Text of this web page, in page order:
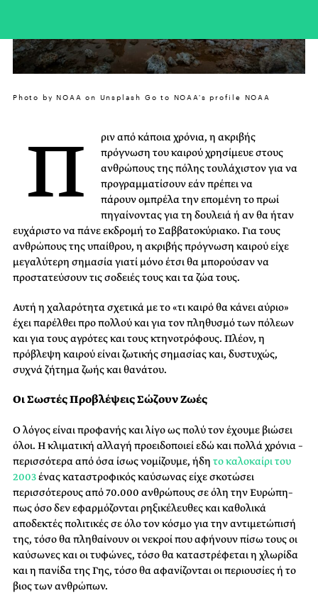
Photo by NOAA on Unsplash Go to NOAA's profile NOAA
Π
ριν από κάποια χρόνια, η ακριβής
πρόγνωση του καιρού χρησίμευε στους
ανθρώπους της πόλης τουλάχιστον για να
προγραμματίσουν εάν πρέπει να
πάρουν ομπρέλα την επομένη το πρωί
πηγαίνοντας για τη δουλειά ή αν θα ήταν
ευχάριστο να πάνε εκδρομή το Σαββατοκύριακο. Για τους
ανθρώπους της υπαίθρου, η ακριβής πρόγνωση καιρού είχε
μεγαλύτερη σημασία γιατί μόνο έτσι θα μπορούσαν να
προστατεύσουν τις σοδειές τους και τα ζώα τους.
Αυτή η χαλαρότητα σχετικά με το «τι καιρό θα κάνει αύριο»
έχει παρέλθει προ πολλού και για τον πληθυσμό των πόλεων
και για τους αγρότες και τους κτηνοτρόφους. Πλέον, η
πρόβλεψη καιρού είναι ζωτικής σημασίας και, δυστυχώς,
συχνά ζήτημα ζωής και θανάτου.
Οι Σωστές Προβλέψεις Σώζουν Ζωές
Ο λόγος είναι προφανής και λίγο ως πολύ τον έχουμε βιώσει
όλοι. Η κλιματική αλλαγή προειδοποιεί εδώ και πολλά χρόνια –
περισσότερα από όσα ίσως νομίζουμε, ήδη το καλοκαίρι του
2003ένας καταστροφικός καύσωνας είχε σκοτώσει
περισσότερους από 70.000 ανθρώπους σε όλη την Ευρώπη–
πως όσο δεν εφαρμόζονται ρηξικέλευθες και καθολικά
αποδεκτές πολιτικές σε όλο τον κόσμο για την αντιμετώπισή
της, τόσο θα πληθαίνουν οι νεκροί που αφήνουν πίσω τους οι
καύσωνες και οι τυφώνες, τόσο θα καταστρέφεται η χλωρίδα
και η πανίδα της Γης, τόσο θα αφανίζονται οι περιουσίες ή το
βιος των ανθρώπων.